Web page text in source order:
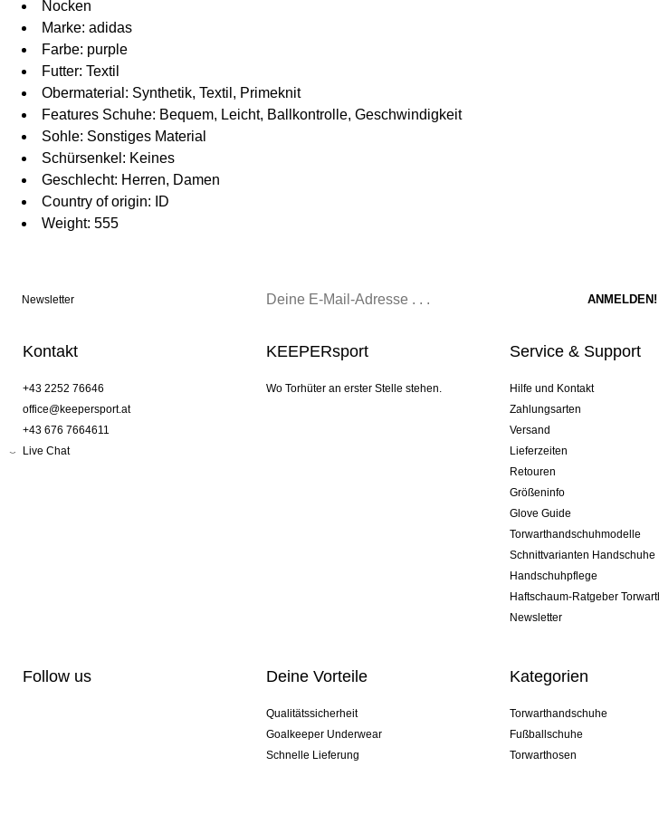
Nocken
Marke: adidas
Farbe: purple
Futter: Textil
Obermaterial: Synthetik, Textil, Primeknit
Features Schuhe: Bequem, Leicht, Ballkontrolle, Geschwindigkeit
Sohle: Sonstiges Material
Schürsenkel: Keines
Geschlecht: Herren, Damen
Country of origin: ID
Weight: 555
Newsletter
Kontakt
+43 2252 76646
office@keepersport.at
+43 676 7664611
Live Chat
KEEPERsport
Wo Torhüter an erster Stelle stehen.
Service & Support
Hilfe und Kontakt
Zahlungsarten
Versand
Lieferzeiten
Retouren
Größeninfo
Glove Guide
Torwarthandschuhmodelle
Schnittvarianten Handschuhe
Handschuhpflege
Haftschaum-Ratgeber
Newsletter
Follow us Deine Vorteile
Qualitätssicherheit
Goalkeeper Underwear
Schnelle Lieferung
Kategorien
Torwarthandschuhe
Fußballschuhe
Torwarthosen